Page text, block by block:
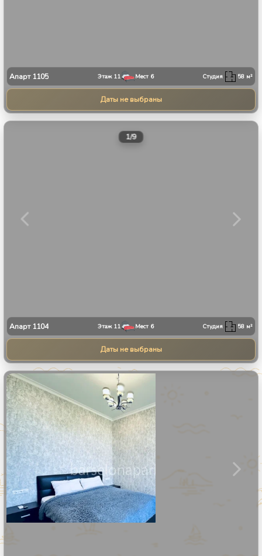
Апарт 1105 Этаж 11 Мест 6 Студия 58 м²
Даты не выбраны
1/9
Апарт 1104 Этаж 11 Мест 6 Студия 58 м²
Даты не выбраны
1 8